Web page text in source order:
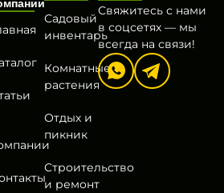
Садовый
инвентарь
Комнатные
растения
Отдых и
пикник
Строительство
и ремонт
Свяжитесь с нами
в соцсетях — мы
всегда на связи!